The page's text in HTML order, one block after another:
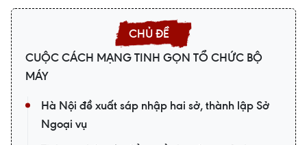
CUỘC CÁCH MẠNG TINH GỌN TỔ CHỨC BỘ
MÁY
Hà Nội đề xuất sáp nhập hai sở, thành lập Sở
Ngoại vụ